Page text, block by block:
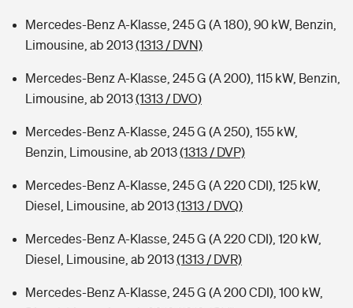
Mercedes-Benz A-Klasse, 245 G (A 180), 90 kW, Benzin,
Limousine, ab 2013(1313 / DVN)
Mercedes-Benz A-Klasse, 245 G (A 200), 115 kW, Benzin,
Limousine, ab 2013(1313 / DVO)
Mercedes-Benz A-Klasse, 245 G (A 250), 155 kW,
Benzin, Limousine, ab 2013(1313 / DVP)
Mercedes-Benz A-Klasse, 245 G (A 220 CDI), 125 kW,
Diesel, Limousine, ab 2013(1313 / DVQ)
Mercedes-Benz A-Klasse, 245 G (A 220 CDI), 120 kW,
Diesel, Limousine, ab 2013(1313 / DVR)
Mercedes-Benz A-Klasse, 245 G (A 200 CDI), 100 kW,